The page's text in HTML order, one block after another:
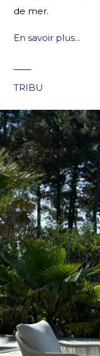
de mer.
En savoir plus...
TRIBU